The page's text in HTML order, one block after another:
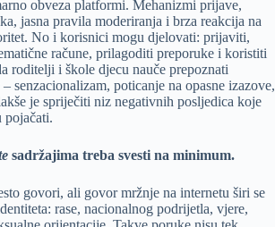
obveza platformi. Mehanizmi prijave,
jasna pravila moderiranja i brza reakcija na
No i korisnici mogu djelovati: prijaviti,
račune, prilagoditi preporuke i koristiti
roditelji i škole djecu nauče prepoznati
senzacionalizam, poticanje na opasne izazove,
je spriječiti niz negativnih posljedica koje
pojačati.
sadržajima treba svesti na minimum.
govori, ali govor mržnje na internetu širi se
rase, nacionalnog podrijetla, vjere,